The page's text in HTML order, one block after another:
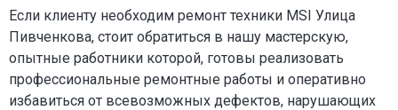
Если клиенту необходим ремонт техники MSI Улица
Пивченкова, стоит обратиться в нашу мастерскую,
опытные работники которой, готовы реализовать
профессиональные ремонтные работы и оперативно
избавиться от всевозможных дефектов, нарушающих